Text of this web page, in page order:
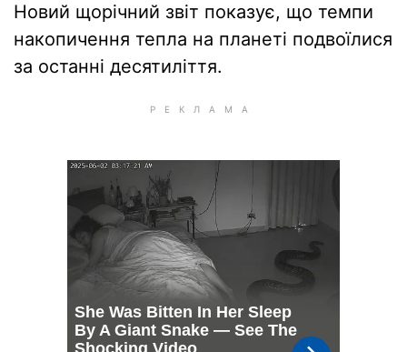
Новий щорічний звіт показує, що темпи
накопичення тепла на планеті подвоїлися
за останні десятиліття.